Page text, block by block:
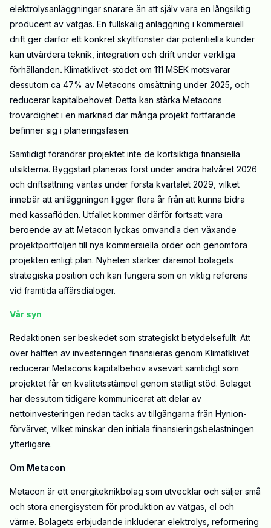
elektrolysanläggningar snarare än att själv vara en långsiktig
producent av vätgas. En fullskalig anläggning i kommersiell
drift ger därför ett konkret skyltfönster där potentiella kunder
kan utvärdera teknik, integration och drift under verkliga
förhållanden. Klimatklivet-stödet om 111 MSEK motsvarar
dessutom ca 47% av Metacons omsättning under 2025, och
reducerar kapitalbehovet. Detta kan stärka Metacons
trovärdighet i en marknad där många projekt fortfarande
befinner sig i planeringsfasen.
Samtidigt förändrar projektet inte de kortsiktiga finansiella
utsikterna. Byggstart planeras först under andra halvåret 2026
och driftsättning väntas under första kvartalet 2029, vilket
innebär att anläggningen ligger flera år från att kunna bidra
med kassaflöden. Utfallet kommer därför fortsatt vara
beroende av att Metacon lyckas omvandla den växande
projektportföljen till nya kommersiella order och genomföra
projekten enligt plan. Nyheten stärker däremot bolagets
strategiska position och kan fungera som en viktig referens
vid framtida affärsdialoger.
Vår syn
Redaktionen ser beskedet som strategiskt betydelsefullt. Att
över hälften av investeringen finansieras genom Klimatklivet
reducerar Metacons kapitalbehov avsevärt samtidigt som
projektet får en kvalitetsstämpel genom statligt stöd. Bolaget
har dessutom tidigare kommunicerat att delar av
nettoinvesteringen redan täcks av tillgångarna från Hynion-
förvärvet, vilket minskar den initiala finansieringsbelastningen
ytterligare.
Om Metacon
Metacon är ett energiteknikbolag som utvecklar och säljer små
och stora energisystem för produktion av vätgas, el och
värme. Bolagets erbjudande inkluderar elektrolys, reformering